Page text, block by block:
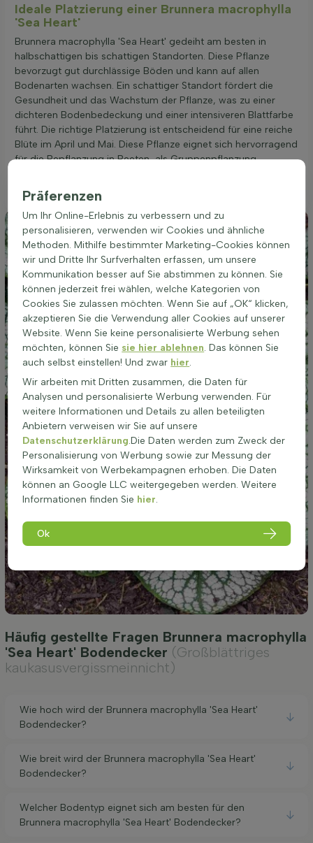
Ideale Platzierung einer Brunnera macrophylla
'Sea Heart'
Brunnera macrophylla 'Sea Heart' gedeiht am besten in
halbschattigen bis schattigen Standorten. Diese Pflanze
bevorzugt gut durchlässige Böden und kann auf allen
Bodenarten wachsen. Ein schattiger Standort fördert die
Gesundheit und das Wachstum der Pflanze, was zu einer
dichteren Bodenbedeckung und einer intensiveren Blattfarbe
führt. Die richtige Platzierung ist entscheidend für eine reiche
Blüte im April und Mai. Diese Pflanze eignet sich hervorragend
für die Bepflanzung in Beeten, als Gruppenpflanzung,
für eine robuste und attraktive Pflanze.
Häufig gestellte Fragen Brunnera macrophylla
'Sea Heart' Bodendecker (Großblättriges
kaukasusvergissmeinnicht)
Wie hoch wird der Brunnera macrophylla 'Sea Heart'
Bodendecker?
Wie breit wird der Brunnera macrophylla 'Sea Heart'
Bodendecker?
Welcher Bodentyp eignet sich am besten für den
Brunnera macrophylla 'Sea Heart' Bodendecker?
Präferenzen
Um Ihr Online-Erlebnis zu verbessern und zu
personalisieren, verwenden wir Cookies und ähnliche
Methoden. Mithilfe bestimmter Marketing-Cookies können
wir und Dritte Ihr Surfverhalten erfassen, um unsere
Kommunikation besser auf Sie abstimmen zu können. Sie
können jederzeit frei wählen, welche Kategorien von
Cookies Sie zulassen möchten. Wenn Sie auf „OK“ klicken,
akzeptieren Sie die Verwendung aller Cookies auf unserer
Website. Wenn Sie keine personalisierte Werbung sehen
möchten, können Sie sie hier ablehnen. Das können Sie
auch selbst einstellen! Und zwar hier.
Wir arbeiten mit Dritten zusammen, die Daten für
Analysen und personalisierte Werbung verwenden. Für
weitere Informationen und Details zu allen beteiligten
Anbietern verweisen wir Sie auf unsere
Datenschutzerklärung.Die Daten werden zum Zweck der
Personalisierung von Werbung sowie zur Messung der
Wirksamkeit von Werbekampagnen erhoben. Die Daten
können an Google LLC weitergegeben werden. Weitere
Informationen finden Sie hier.
Ok